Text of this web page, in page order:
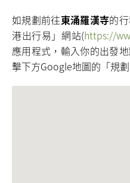
如規劃前往東涌羅漢寺的
港出行易」網站(https://
應用程式，輸入你的出發
擊下方Google地圖的「規